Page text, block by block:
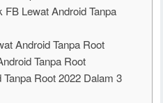
Lewat Android Tanpa
Android Tanpa Root
Tanpa Root
Root 2022 Dalam 3